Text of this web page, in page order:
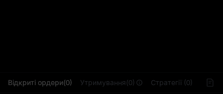
Відкриті ордери(0) Утримування(0) Стратегії (0)